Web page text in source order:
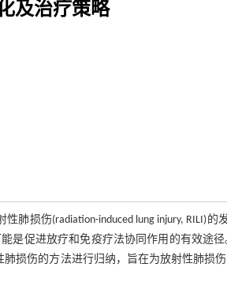
及治疗策略
肺损伤(radiation-induced lung injury, RILI)
是促进放疗和免疫疗法协同作用的有效途
损伤的方法进行归纳，旨在为放射性肺损